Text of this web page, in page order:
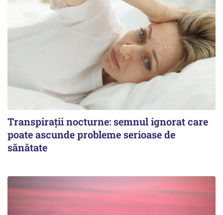
Transpirații nocturne: semnul ignorat care
poate ascunde probleme serioase de
sănătate